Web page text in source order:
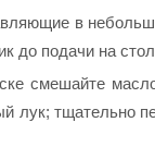
в
до подачи на
смешайте
лук; тщательно